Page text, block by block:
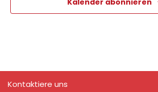
Kalender abonnieren
Kontaktiere uns